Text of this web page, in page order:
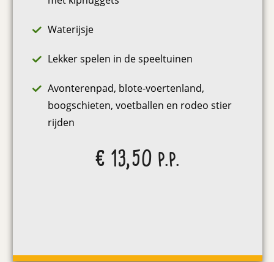
Waterijsje
Lekker spelen in de speeltuinen
Avonterenpad, blote-voertenland,
boogschieten, voetballen en rodeo stier
rijden
€ 13,50 p.p.